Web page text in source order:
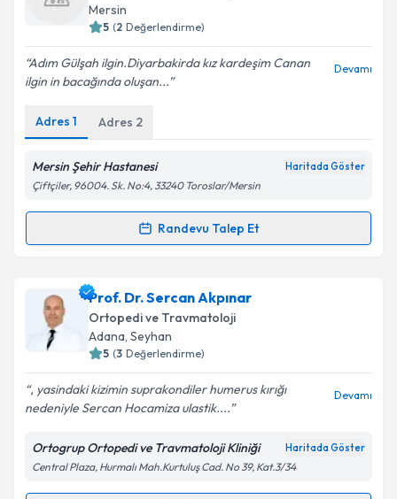
Mersin
5 (2 Değerlendirme)
Adım Gülşah ilgin.Diyarbakirda kız kardeşim Canan
ilgin in bacağında oluşan...
Devamı
Adres 1 Adres 2
Mersin Şehir Hastanesi Haritada Göster
Çiftçiler, 96004. Sk. No:4, 33240 Toroslar/Mersin
Randevu Talep Et
Randevu Takvimi Talebi
Dr. Onur Coşkuniçin randevu takvimi talebi
oluşturun. Size bu uzmandan randevu almanız için bir
takvim hazırlandığında e-posta ile bilgilendireceğiz.
Kişisel verilerimin işlenmesine ilişkin
Aydınlatma
Metni'ni okudum ve kişisel verilerimin belirtilen
kapsamda işlenmesini kabul ediyorum.
Prof. Dr. Sercan Akpınar
Ortopedi ve Travmatoloji
Adana, Seyhan
5 (3 Değerlendirme)
, yasindaki kizimin suprakondiler humerus kırığı
nedeniyle Sercan Hocamiza ulastik....
Devamı
Ortogrup Ortopedi ve Travmatoloji Kliniği Haritada Göster
Central Plaza, Hurmalı Mah.Kurtuluş Cad. No 39, Kat.3/34